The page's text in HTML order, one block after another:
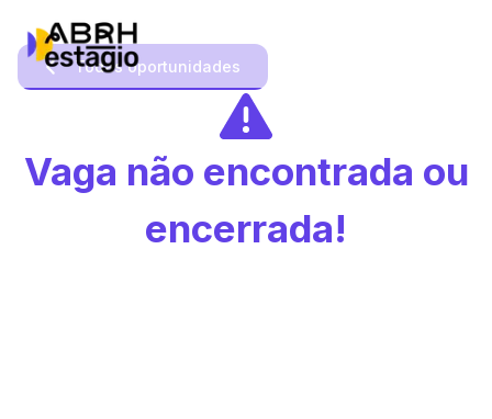
Todas oportunidades
Vaga não encontrada ou
encerrada!